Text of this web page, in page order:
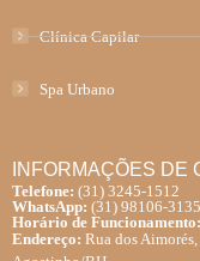
Clínica Capilar
Spa Urbano
INFORMAÇÕES DE
Telefone: (31) 3245-1512
WhatsApp: (31) 98106-3135
Horário de Funcionamento:
Endereço: Rua dos